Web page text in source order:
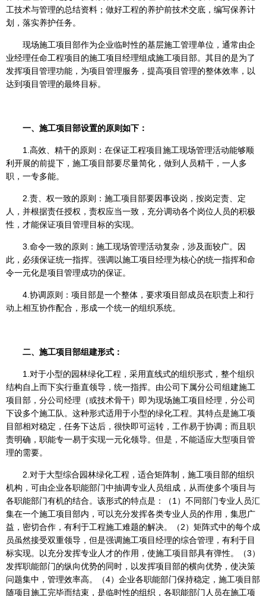
工技术与管理的总结资料；做好工程的养护前技术交底，编写保养计
划，落实养护任务。
现场施工项目部作为企业临时性的基层施工管理单位，通常由企
业经理任命工程项目的施工项目经理组成施工项目部。其目的是为了
发挥项目管理功能，为项目管理服务，提高项目管理的整体效率，以
达到项目管理的最终目标。
一、施工项目部设置的原则如下：
1.高效、精干的原则：在保证工程项目施工现场管理活动能够顺
利开展的前提下，施工项目部要尽量简化，做到人员精干，一人多
职，一专多能。
2.责、权一致的原则：施工项目部要因事设岗，按岗定责、定
人，并根据责任授权，责权应当一致，充分调动各个岗位人员的积极
性，才能保证项目管理目标的实现。
3.命令一致的原则：施工现场管理活动复杂，涉及面较广。因
此，必须保证统一指挥。强调以施工项目经理为核心的统一指挥和命
令一元化是项目管理成功的保证。
4.协调原则：项目部是一个整体，要求项目部成员在职责上和行
动上相互协作配合，形成一个统一的组织系统。
二、施工项目部组建形式：
1.对于小型的园林绿化工程，采用直线式的组织形式，整个组织
结构自上而下实行垂直领导，统一指挥。由公司下属分公司组建施工
项目部，分公司经理（或技术骨干）即为现场施工项目经理，分公司
下设多个施工队。这种形式适用于小型的绿化工程。其特点是施工项
目部相对稳定，任务下达后，很快即可运转，工作易于协调；而且职
责明确，职能专一易于实现一元化领导。但是，不能适应大型项目管
理的需要。
2.对于大型综合园林绿化工程，适合矩阵制，施工项目部的组织
机构，可由企业各职能部门中抽调专业人员组成，从而使多个项目与
各职能部门有机的结合。该形式的特点是：（1）不同部门专业人员汇
集在一个施工项目部内，可以充分发挥各类专业人员的作用，集思广
益，密切合作，有利于工程施工难题的解决。（2）矩阵式中的每个成
员虽然接受双重领导，但是强调施工项目经理的综合管理，有利于目
标实现。以充分发挥专业人才的作用，使施工项目部具有弹性。（3）
发挥职能部门的纵向优势的同时，以发挥项目部的横向优势，使决策
问题集中，管理效率高。（4）企业各职能部门保持稳定，施工项目部
随项目施工完毕而结束，是临时性的组织，各职能部门人员在施工项